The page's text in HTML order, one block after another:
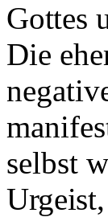
Gottes
Die
selbst